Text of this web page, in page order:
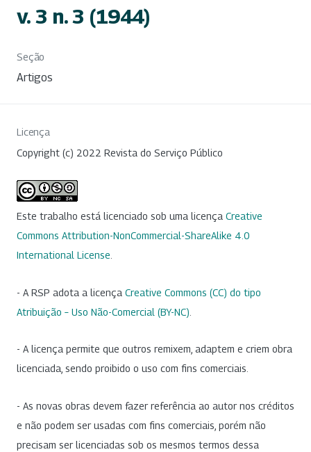
v. 3 n. 3 (1944)
Seção
Artigos
Licença
Copyright (c) 2022 Revista do Serviço Público
Este trabalho está licenciado sob uma licença Creative
Commons Attribution-NonCommercial-ShareAlike 4.0
International License
- A RSP adota a licença Creative Commons (CC) do tipo
Atribuição – Uso Não-Comercial (BY-NC)
- A licença permite que outros remixem, adaptem e criem obra
licenciada, sendo proibido o uso com fins comerciais.
- As novas obras devem fazer referência ao autor nos créditos
e não podem ser usadas com fins comerciais, porém não
precisam ser licenciadas sob os mesmos termos dessa